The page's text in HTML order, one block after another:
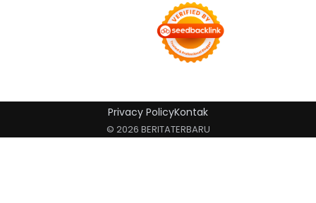
© 2026 BERITATERBARU
Privacy PolicyKontak